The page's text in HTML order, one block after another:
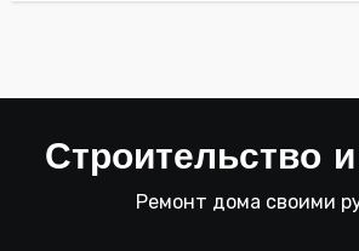
Строительство
Ремонт дома своими